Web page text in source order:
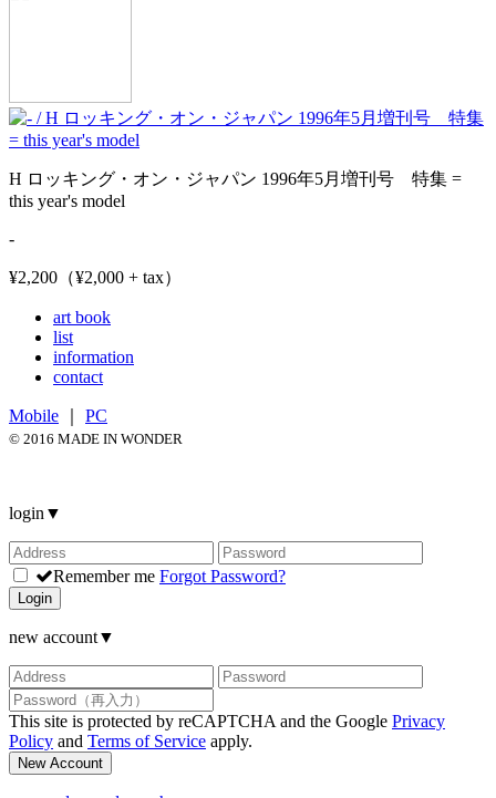
H ロッキング・オン・ジャパン 1996年5月増刊号 特集 =
this year's model
-
¥2,200（¥2,000 + tax）
art book
list
information
contact
Mobile PC
© 2016 MADE IN WONDER
login ▼
Remember me Forgot Password?
Login
new account▼
This site is protected by reCAPTCHA and the Google Privacy
Policy and Terms of Service apply.
New Account